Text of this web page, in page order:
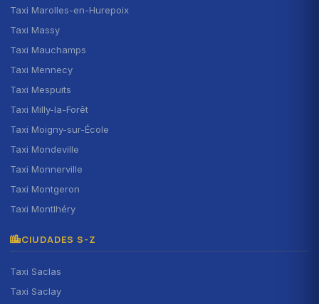
Taxi Marolles-en-Hurepoix
Taxi Massy
Taxi Mauchamps
Taxi Mennecy
Taxi Mespuits
Taxi Milly-la-Forêt
Taxi Moigny-sur-École
Taxi Mondeville
Taxi Monnerville
Taxi Montgeron
Taxi Montlhéry
CIUDADES S-Z
Taxi Saclas
Taxi Saclay